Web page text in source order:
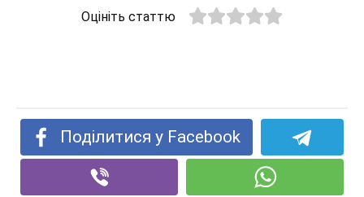
Оцініть статтю
Поділитися у Facebook